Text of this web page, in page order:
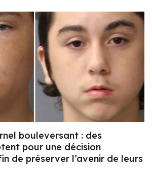
bouleversant : des
pour une décision
de préserver l’avenir de leurs